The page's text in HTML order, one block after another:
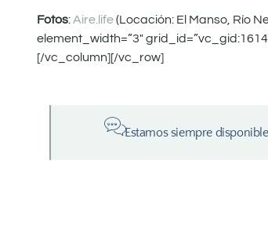
Fotos:Aire.life(Locación: El Manso, Río
element_width=”3″
[/vc_column][/vc_row]
Estamos siempre